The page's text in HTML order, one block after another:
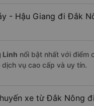
- Hậu Giang đi Đắk
Linh nổi bật nhất với điểm
vụ cao cấp và uy tín.
xe từ Đắk Nông